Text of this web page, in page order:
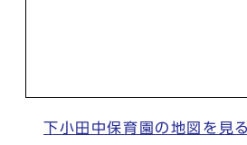
下小田中保育園の地図を見